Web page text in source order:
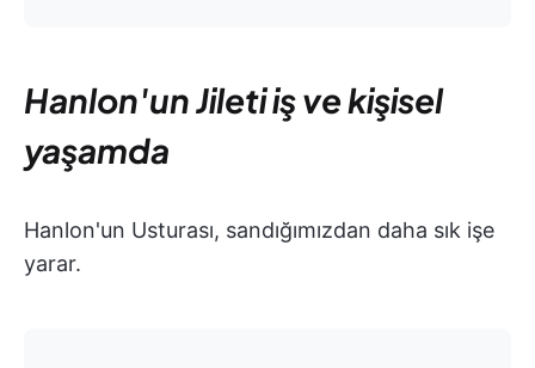
Hanlon'un Jileti iş ve kişisel
yaşamda
Hanlon'un Usturası, sandığımızdan daha sık işe
yarar.